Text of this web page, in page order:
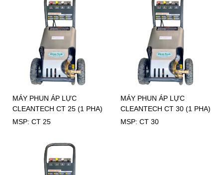
MÁY PHUN ÁP LỰC
CLEANTECH CT 25 (1 PHA)
MSP: CT 25
MÁY PHUN ÁP LỰC
CLEANTECH CT 30 (1 PHA)
MSP: CT 30